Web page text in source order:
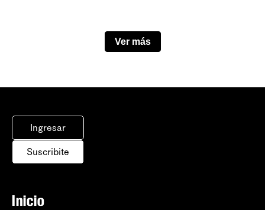
Ingresar
Suscribite
Inicio